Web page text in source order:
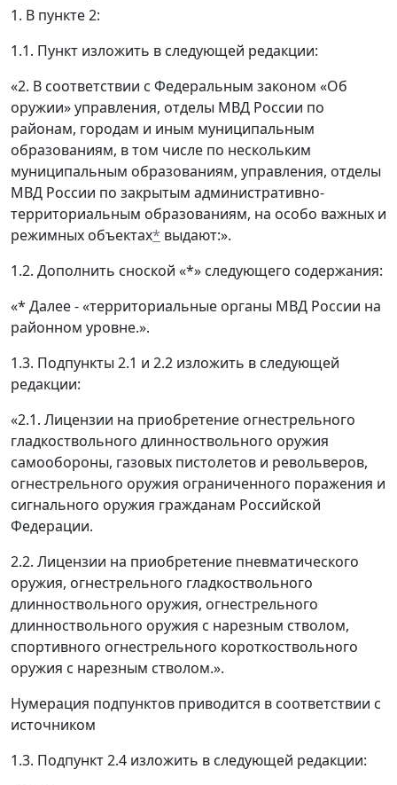
1. В пункте 2:
1.1. Пункт изложить в следующей редакции:
«2. В соответствии с Федеральным законом «Об
оружии» управления, отделы МВД России по
районам, городам и иным муниципальным
образованиям, в том числе по нескольким
муниципальным образованиям, управления, отделы
МВД России по закрытым административно-
территориальным образованиям, на особо важных и
режимных объектах* выдают:».
1.2. Дополнить сноской «*» следующего содержания:
«* Далее - «территориальные органы МВД России на
районном уровне.».
1.3. Подпункты 2.1 и 2.2 изложить в следующей
редакции:
«2.1. Лицензии на приобретение огнестрельного
гладкоствольного длинноствольного оружия
самообороны, газовых пистолетов и револьверов,
огнестрельного оружия ограниченного поражения и
сигнального оружия гражданам Российской
Федерации.
2.2. Лицензии на приобретение пневматического
оружия, огнестрельного гладкоствольного
длинноствольного оружия, огнестрельного
длинноствольного оружия с нарезным стволом,
спортивного огнестрельного короткоствольного
оружия с нарезным стволом.».
Нумерация подпунктов приводится в соответствии с
источником
1.3. Подпункт 2.4 изложить в следующей редакции: